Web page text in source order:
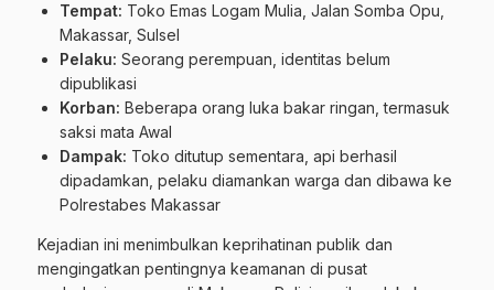
Tempat: Toko Emas Logam Mulia, Jalan Somba Opu,
Makassar, Sulsel
Pelaku: Seorang perempuan, identitas belum
dipublikasi
Korban: Beberapa orang luka bakar ringan, termasuk
saksi mata Awal
Dampak: Toko ditutup sementara, api berhasil
dipadamkan, pelaku diamankan warga dan dibawa ke
Polrestabes Makassar
Kejadian ini menimbulkan keprihatinan publik dan
mengingatkan pentingnya keamanan di pusat